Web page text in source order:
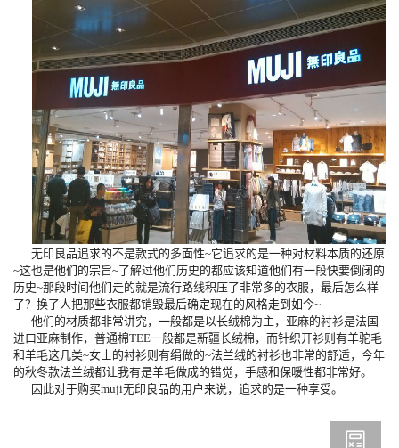
无印良品追求的不是款式的多面性~它追求的是一种对材料本质的还原
~这也是他们的宗旨~了解过他们历史的都应该知道他们有一段快要倒闭的
历史~那段时间他们走的就是流行路线积压了非常多的衣服，最后怎么样
了？换了人把那些衣服都销毁最后确定现在的风格走到如今~
他们的材质都非常讲究，一般都是以长绒棉为主，亚麻的衬衫是法国
进口亚麻制作，普通棉TEE一般都是新疆长绒棉，而针织开衫则有羊驼毛
和羊毛这几类~女士的衬衫则有绢做的~法兰绒的衬衫也非常的舒适，今年
的秋冬款法兰绒都让我有是羊毛做成的错觉，手感和保暖性都非常好。
因此对于购买muji无印良品的用户来说，追求的是一种享受。